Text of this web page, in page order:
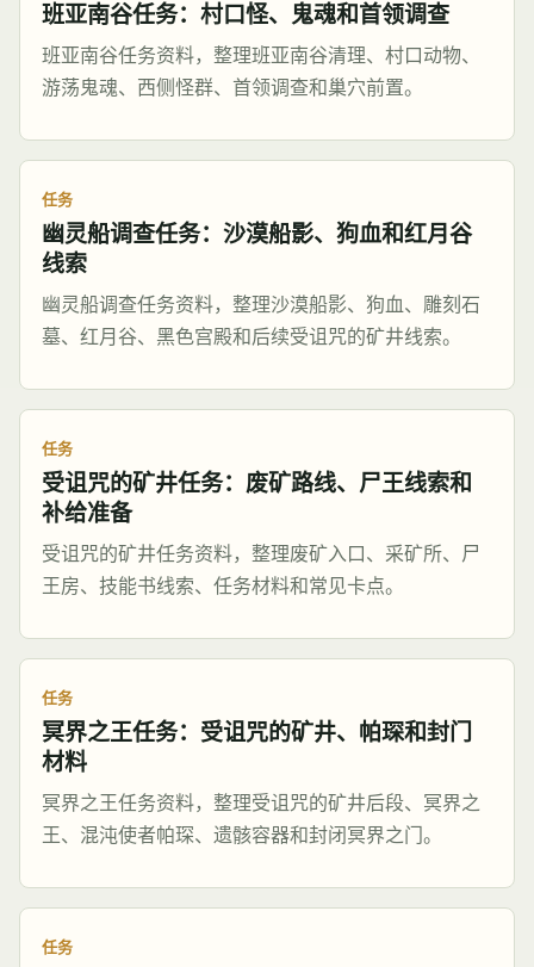
班亚南谷任务：村口怪、鬼魂和首领调查
班亚南谷任务资料，整理班亚南谷清理、村口动物、
游荡鬼魂、西侧怪群、首领调查和巢穴前置。
任务
幽灵船调查任务：沙漠船影、狗血和红月谷
线索
幽灵船调查任务资料，整理沙漠船影、狗血、雕刻石
墓、红月谷、黑色宫殿和后续受诅咒的矿井线索。
任务
受诅咒的矿井任务：废矿路线、尸王线索和
补给准备
受诅咒的矿井任务资料，整理废矿入口、采矿所、尸
王房、技能书线索、任务材料和常见卡点。
任务
冥界之王任务：受诅咒的矿井、帕琛和封门
材料
冥界之王任务资料，整理受诅咒的矿井后段、冥界之
王、混沌使者帕琛、遗骸容器和封闭冥界之门。
任务